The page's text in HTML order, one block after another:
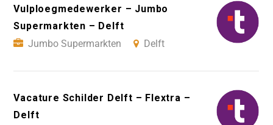
Vulploegmedewerker – Jumbo
Supermarkten – Delft
Jumbo Supermarkten
Delft
Vacature Schilder Delft – Flextra –
Delft